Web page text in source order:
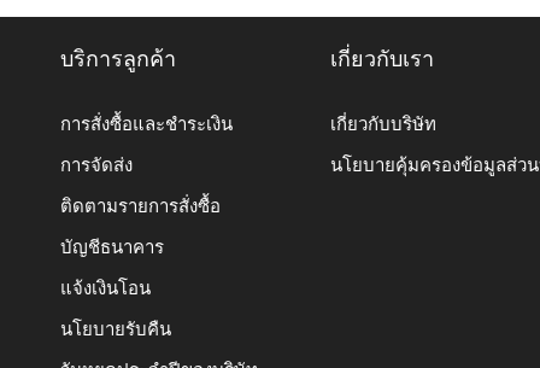
บริการลูกค้า
การสั่งซื้อและชำระเงิน
การจัดส่ง
ติดตามรายการสั่งซื้อ
บัญชีธนาคาร
แจ้งเงินโอน
นโยบายรับคืน
เกี่ยวกับเรา
เกี่ยวกับบริษัท
นโยบายคุ้มครองข้อมูลส่ว